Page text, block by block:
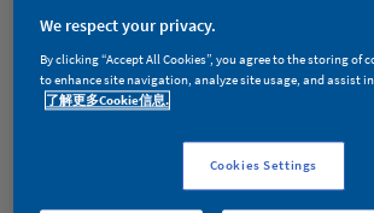
了国际
阳光反
不但具
We respect your privacy.
By clicking “Accept All Cookies”, you agree to the storing of
to enhance site navigation, analyze site usage, and assist
了解更多Cookie信息.
Cookies Settings